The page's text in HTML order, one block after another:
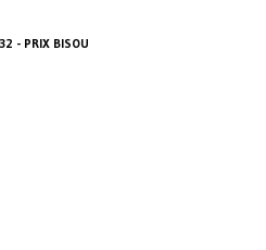
- PRIX BISOU